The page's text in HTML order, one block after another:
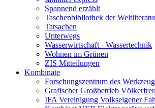
Spannend erzählt
Taschenbibliothek der
Tatsachen
Unterwegs
Wasserwirtschaft - Wassertechnik
Wohnen im Grünen
ZIS Mitteilungen
Kombinate
Forschungszentrum des
Grafischer Großbetrieb
IFA Vereinigung Volkseigener